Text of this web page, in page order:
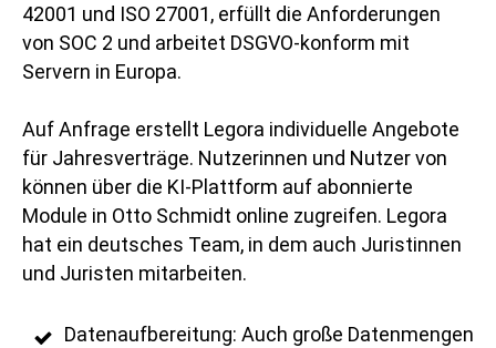
42001 und ISO 27001, erfüllt die Anforderungen
von SOC 2 und arbeitet DSGVO-konform mit
Servern in Europa.
Auf Anfrage erstellt Legora individuelle Angebote
für Jahresverträge. Nutzerinnen und Nutzer von
können über die KI-Plattform auf abonnierte
Module in Otto Schmidt online zugreifen. Legora
hat ein deutsches Team, in dem auch Juristinnen
und Juristen mitarbeiten.
Datenaufbereitung: Auch große Datenmengen